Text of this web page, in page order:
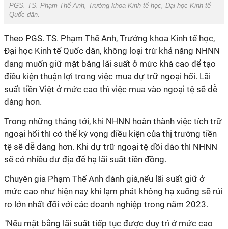
PGS. TS. Phạm Thế Anh, Trưởng khoa Kinh tế học, Đại học Kinh tế
Quốc dân.
Theo PGS. TS. Phạm Thế Anh, Trưởng khoa Kinh tế học,
Đại học Kinh tế Quốc dân, không loại trừ khả năng NHNN
đang muốn giữ mặt bằng lãi suất ở mức khá cao để tạo
điều kiện thuận lợi trong việc mua dự trữ ngoại hối. Lãi
suất tiền Việt ở mức cao thì việc mua vào ngoại tệ sẽ dễ
dàng hơn.
Trong những tháng tới, khi NHNN hoàn thành việc tích trữ
ngoại hối thì có thể kỳ vọng điều kiện của thị trường tiền
tệ sẽ dễ dàng hơn. Khi dự trữ ngoại tệ dồi dào thì NHNN
sẽ có nhiều dư địa để hạ lãi suất tiền đồng.
Chuyên gia Phạm Thế Anh đánh giá,nếu lãi suất giữ ở
mức cao như hiện nay khi lạm phát không hạ xuống sẽ rủi
ro lớn nhất đối với các doanh nghiệp trong năm 2023.
"Nếu mặt bằng lãi suất tiếp tục được duy trì ở mức cao